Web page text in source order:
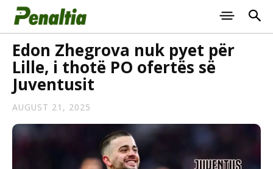
Edon Zhegrova nuk pyet për
Lille, i thotë PO ofertës së
Juventusit
AUGUST 21, 2025